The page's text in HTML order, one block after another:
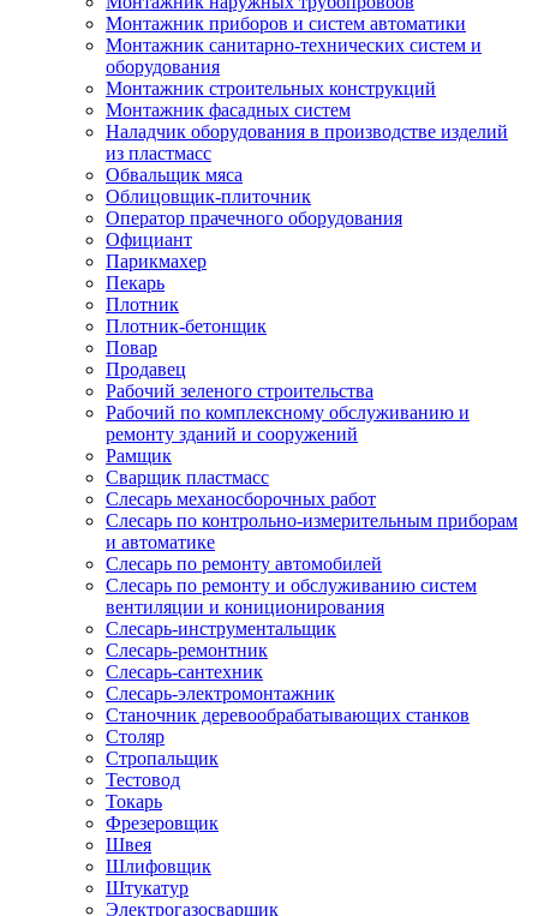
Монтажник приборов и систем автоматики
Монтажник санитарно-технических систем и
оборудования
Монтажник строительных конструкций
Монтажник фасадных систем
Наладчик оборудования в производстве изделий
из пластмасс
Обвальщик мяса
Облицовщик-плиточник
Оператор прачечного оборудования
Официант
Парикмахер
Пекарь
Плотник
Плотник-бетонщик
Повар
Продавец
Рабочий зеленого строительства
Рабочий по комплексному обслуживанию и
ремонту зданий и сооружений
Рамщик
Сварщик пластмасс
Слесарь механосборочных работ
Слесарь по контрольно-измерительным приборам
и автоматике
Слесарь по ремонту автомобилей
Слесарь по ремонту и обслуживанию систем
вентиляции и кониционирования
Слесарь-инструментальщик
Слесарь-ремонтник
Слесарь-сантехник
Слесарь-электромонтажник
Станочник деревообрабатывающих станков
Столяр
Стропальщик
Тестовод
Токарь
Фрезеровщик
Швея
Шлифовщик
Штукатур
Электрогазосварщик